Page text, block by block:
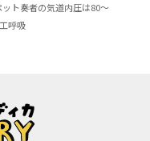
ット奏者の気道内圧は80～
呼吸